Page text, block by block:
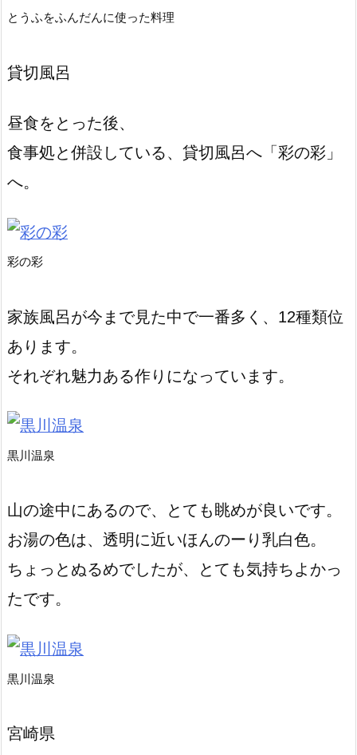
とうふをふんだんに使った料理
貸切風呂
昼食をとった後、
食事処と併設している、貸切風呂へ「彩の彩」
へ。
彩の彩
家族風呂が今まで見た中で一番多く、12種類位
あります。
それぞれ魅力ある作りになっています。
黒川温泉
山の途中にあるので、とても眺めが良いです。
お湯の色は、透明に近いほんのーり乳白色。
ちょっとぬるめでしたが、とても気持ちよかっ
たです。
黒川温泉
宮崎県